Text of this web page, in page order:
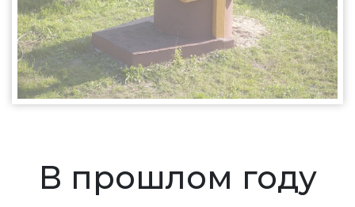
В прошлом году